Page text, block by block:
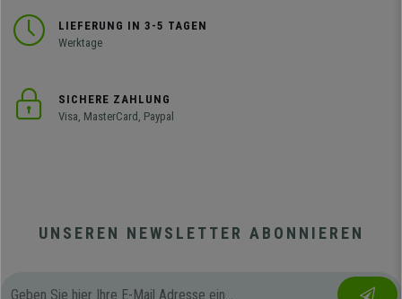
LIEFERUNG IN 3-5 TAGEN
Werktage
SICHERE ZAHLUNG
Visa, MasterCard, Paypal
UNSEREN NEWSLETTER ABONNIEREN